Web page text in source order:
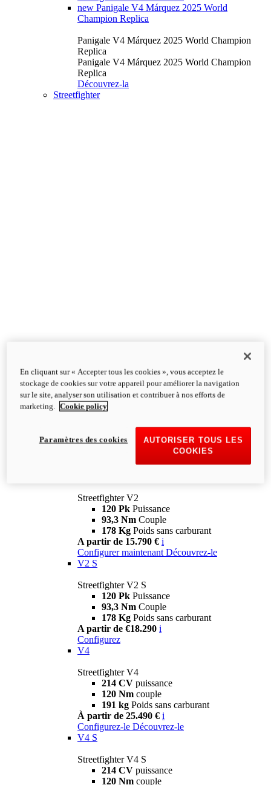
new Panigale V4 Márquez 2025 World
Champion Replica
Panigale V4 Márquez 2025 World Champion
Replica
Panigale V4 Márquez 2025 World Champion
Replica
Découvrez-la
Streetfighter
Streetfighter V2
120 Pk Puissance
93,3 Nm Couple
178 Kg Poids sans carburant
A partir de 15.790 € i
Configurer maintenant Découvrez-le
V2 S
Streetfighter V2 S
120 Pk Puissance
93,3 Nm Couple
178 Kg Poids sans carburant
A partir de €18.290 i
Configurez
V4
Streetfighter V4
214 CV puissance
120 Nm couple
191 kg Poids sans carburant
À partir de 25.490 € i
Configurez-le Découvrez-le
V4 S
Streetfighter V4 S
214 CV puissance
120 Nm couple
En cliquant sur « Accepter tous les cookies », vous acceptez le
stockage de cookies sur votre appareil pour améliorer la navigation
sur le site, analyser son utilisation et contribuer à nos efforts de
marketing.
Cookie policy
AUTORISER TOUS LES
COOKIES
Paramètres des cookies